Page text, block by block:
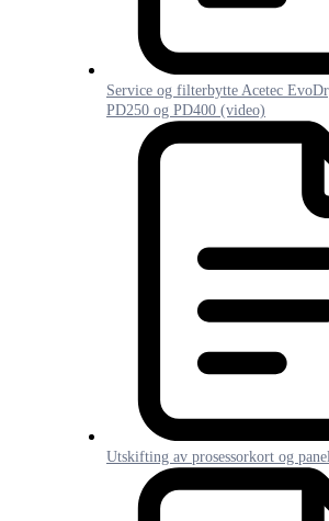
Service og filterbytte Acetec
PD250 og PD400 (video)
Utskifting av prosessorkort og